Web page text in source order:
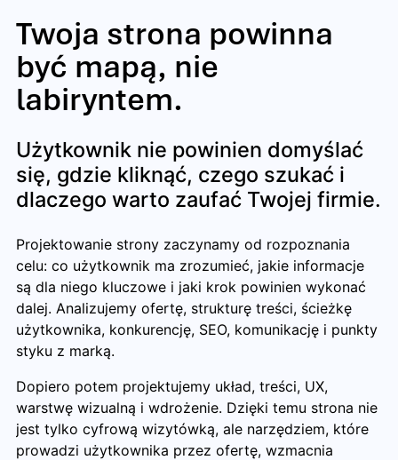
Twoja strona powinna
być mapą, nie
labiryntem.
Użytkownik nie powinien domyślać
się, gdzie kliknąć, czego szukać i
dlaczego warto zaufać Twojej firmie.
Projektowanie strony zaczynamy od rozpoznania
celu: co użytkownik ma zrozumieć, jakie informacje
są dla niego kluczowe i jaki krok powinien wykonać
dalej. Analizujemy ofertę, strukturę treści, ścieżkę
użytkownika, konkurencję, SEO, komunikację i punkty
styku z marką.
Dopiero potem projektujemy układ, treści, UX,
warstwę wizualną i wdrożenie. Dzięki temu strona nie
jest tylko cyfrową wizytówką, ale narzędziem, które
prowadzi użytkownika przez ofertę, wzmacnia